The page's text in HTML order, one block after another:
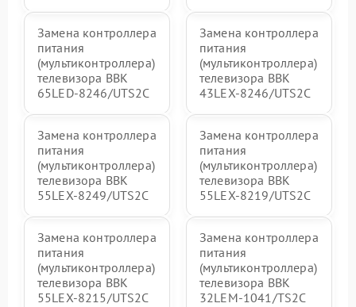
Замена контроллера
питания
(мультиконтроллера)
телевизора BBK
65LED-8246/UTS2C
Замена контроллера
питания
(мультиконтроллера)
телевизора BBK
43LEX-8246/UTS2C
Замена контроллера
питания
(мультиконтроллера)
телевизора BBK
55LEX-8249/UTS2C
Замена контроллера
питания
(мультиконтроллера)
телевизора BBK
55LEX-8219/UTS2C
Замена контроллера
питания
(мультиконтроллера)
телевизора BBK
55LEX-8215/UTS2C
Замена контроллера
питания
(мультиконтроллера)
телевизора BBK
32LEM-1041/TS2C